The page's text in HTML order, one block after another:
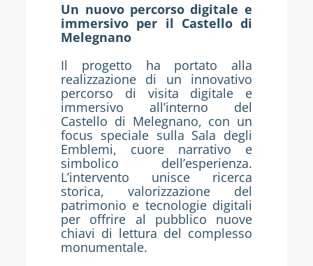
Un nuovo percorso digitale e
immersivo per il Castello di
Melegnano
Il progetto ha portato alla
realizzazione di un innovativo
percorso di visita digitale e
immersivo all’interno del
Castello di Melegnano, con un
focus speciale sulla Sala degli
Emblemi, cuore narrativo e
simbolico dell’esperienza.
L’intervento unisce ricerca
storica, valorizzazione del
patrimonio e tecnologie digitali
per offrire al pubblico nuove
chiavi di lettura del complesso
monumentale.